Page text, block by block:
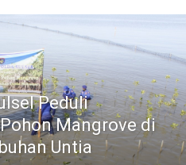
Peduli
Mangrove di
Untia